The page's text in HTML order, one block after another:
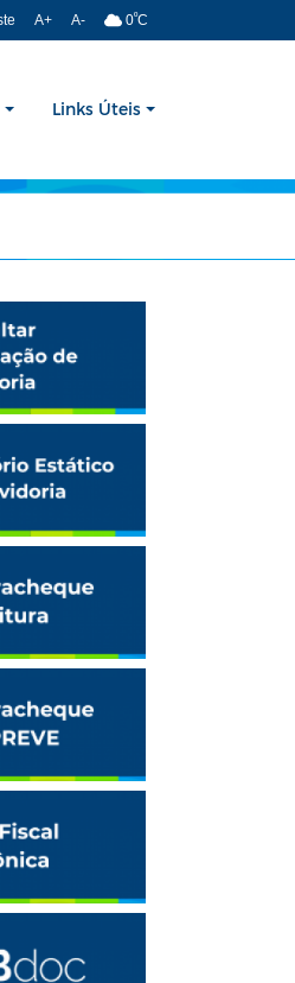
A+ A- 0ºC
Links Úteis